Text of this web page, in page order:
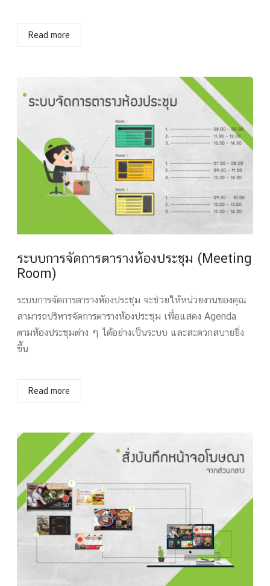
Read more
ระบบการจัดการตารางห้องประชุม (Meeting
Room)
ระบบการจัดการตารางห้องประชุม จะช่วยให้หน่วยงานของคุณ
สามารถบริหารจัดการตารางห้องประชุม เพื่อแสดง Agenda
ตามห้องประชุมต่าง ๆ ได้อย่างเป็นระบบ และสะดวกสบายยิ่ง
ขึ้น
Read more